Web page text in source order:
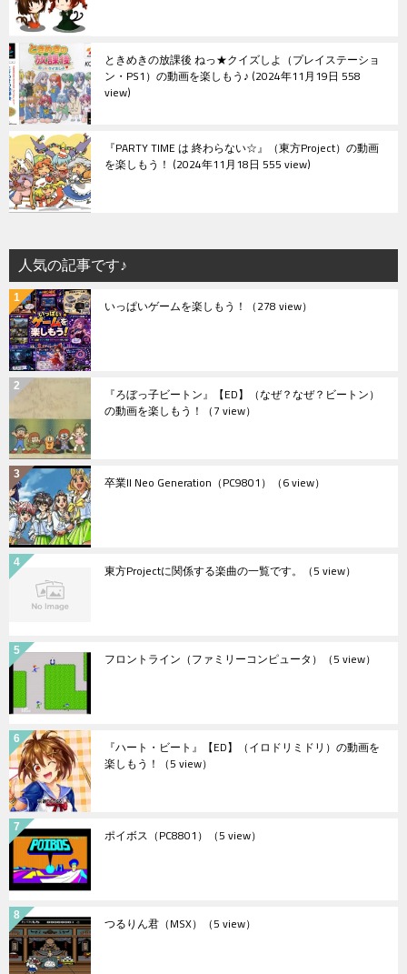
ときめきの放課後 ねっ★クイズしよ（プレイステーショ
ン・PS1）の動画を楽しもう♪ 2024年11月19日 558
view
『PARTY TIME は 終わらない☆』（東方Project）の動画
を楽しもう！ 2024年11月18日 555 view
人気の記事です♪
いっぱいゲームを楽しもう！ （278 view）
『ろぼっ子ビートン』【ED】（なぜ？なぜ？ビートン）
の動画を楽しもう！ （7 view）
卒業II Neo Generation（PC9801） （6 view）
東方Projectに関係する楽曲の一覧です。 （5 view）
フロントライン（ファミリーコンピュータ） （5 view）
『ハート・ビート』【ED】（イロドリミドリ）の動画を
楽しもう！ （5 view）
ポイボス（PC8801） （5 view）
つるりん君（MSX） （5 view）